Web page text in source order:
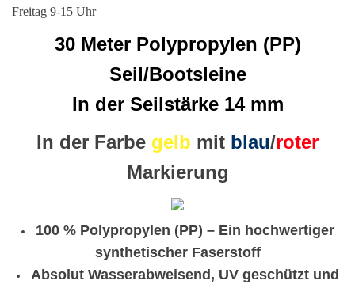
Freitag 9-15 Uhr
30 Meter Polypropylen (PP)
Seil/Bootsleine
In der Seilstärke 14 mm
In der Farbe gelb mit blau/roter
Markierung
100 % Polypropylen (PP) – Ein hochwertiger
synthetischer Faserstoff
Absolut Wasserabweisend, UV geschützt und